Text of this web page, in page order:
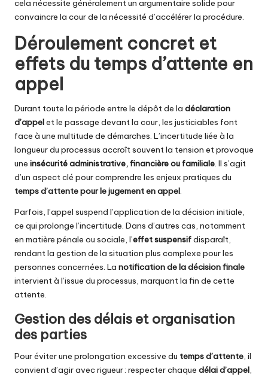
cela nécessite généralement un argumentaire solide pour
convaincre la cour de la nécessité d’accélérer la procédure.
Déroulement concret et
effets du temps d’attente en
appel
Durant toute la période entre le dépôt de la déclaration
d’appelet le passage devant la cour, les justiciables font
face à une multitude de démarches. L’incertitude liée à la
longueur du processus accroît souvent la tension et provoque
une insécurité administrative, financière ou familiale. Il s’agit
d’un aspect clé pour comprendre les enjeux pratiques du
temps d’attente pour le jugement en appel.
Parfois, l’appel suspend l’application de la décision initiale,
ce qui prolonge l’incertitude. Dans d’autres cas, notamment
en matière pénale ou sociale, l’effet suspensifdisparaît,
rendant la gestion de la situation plus complexe pour les
personnes concernées. La notification de la décision finale
intervient à l’issue du processus, marquant la fin de cette
attente.
Gestion des délais et organisation
des parties
Pour éviter une prolongation excessive du temps d’attente, il
convient d’agir avec rigueur : respecter chaque délai d’appel,